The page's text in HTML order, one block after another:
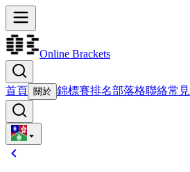
Online Brackets
首頁 關於 錦標賽排名部落格聯絡常